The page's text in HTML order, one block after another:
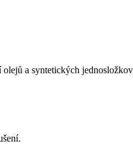
a syntetických